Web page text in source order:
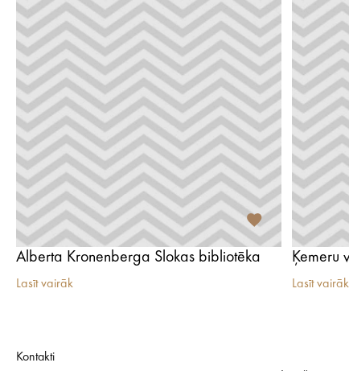
Alberta Kronenberga Slokas bibliotēka
Lasīt vairāk
Ķemeru
Lasīt vairāk
Kontakti